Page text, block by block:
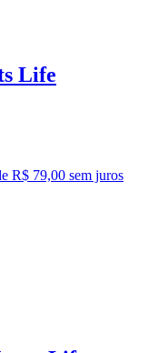
Life
R$ 79,00 sem juros